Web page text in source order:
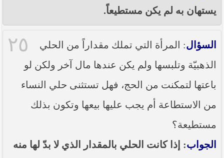
يستهان به لم يكن مستطيعاً.
٢٥ السؤال: المرأة التي تملك مقداراً من الحلي
الذهبيّة وتلبسها ولم يكن عندها مال آخر ولكن لو
باعتها لتمكنت من الحج، فهل تستثنى حلي النساء
من الاستطاعة أم يجب عليها بيعها وتكون بذلك
مستطيعة؟
الجواب: إذا كانت الحلي بالمقدار الذي لا بدّ لها منه